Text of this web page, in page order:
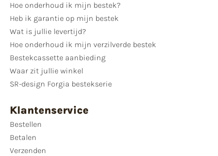
Hoe onderhoud ik mijn bestek?
Heb ik garantie op mijn bestek
Wat is jullie levertijd?
Hoe onderhoud ik mijn verzilverde bestek
Bestekcassette aanbieding
Waar zit jullie winkel
SR-design Forgia bestekserie
Klantenservice
Bestellen
Betalen
Verzenden